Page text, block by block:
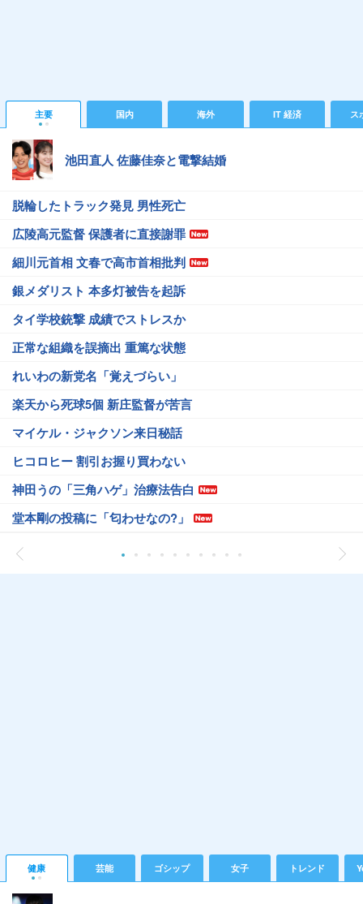
主要 国内 海外 IT 経済 ス
池田直人 佐藤佳奈と電撃結婚
脱輪したトラック発見 男性死亡
広陵高元監督 保護者に直接謝罪
細川元首相 文春で高市首相批判
銀メダリスト 本多灯被告を起訴
タイ学校銃撃 成績でストレスか
正常な組織を誤摘出 重篤な状態
れいわの新党名「覚えづらい」
楽天から死球5個 新庄監督が苦言
マイケル・ジャクソン来日秘話
ヒコロヒー 割引お握り買わない
神田うの「三角ハゲ」治療法告白
堂本剛の投稿に「匂わせなの?」
健康 芸能 ゴシップ 女子 トレンド